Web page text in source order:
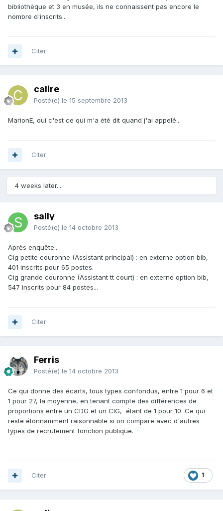
bibliothèque et 3 en musée, ils ne connaissent pas encore le
nombre d'inscrits..
Citer
calire
Posté(e) le 15 septembre 2013
MarionE, oui c'est ce qui m'a été dit quand j'ai appelé...
Citer
4 weeks later...
sally
Posté(e) le 14 octobre 2013
Après enquête...
Cig petite couronne (Assistant principal) : en externe option bib,
401 inscrits pour 65 postes.
Cig grande couronne (Assistant tt court) : en externe option bib,
547 inscrits pour 84 postes...
Citer
Ferris
Posté(e) le 14 octobre 2013
Ce qui donne des écarts, tous types confondus, entre 1 pour 6 et
1 pour 27, la moyenne, en tenant compte des différences de
proportions entre un CDG et un CIG, étant de 1 pour 10. Ce qui
reste étonnamment raisonnable si on compare avec d'autres
types de recrutement fonction publique.
1
Citer